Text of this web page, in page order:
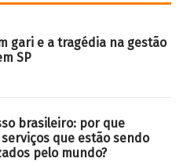
gari e a tragédia na gestão
SP
brasileiro: por que
que estão sendo
pelo mundo?